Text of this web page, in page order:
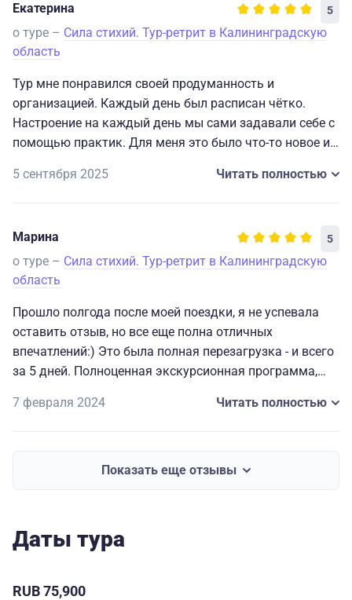
Екатерина 5
о туре – Сила стихий. Тур-ретрит в Калининградскую
область
Тур мне понравился своей продуманность и
организацией. Каждый день был расписан чётко.
Настроение на каждый день мы сами задавали себе с
помощью практик. Для меня это было что-то новое и
Мы много ходили, локации все продуманы, а также
вкусные, много блюд местной кухни.
Для начала познания себя и города тур очень хорош.
5 сентября 2025 Читать полностью
Марина 5
о туре – Сила стихий. Тур-ретрит в Калининградскую
область
Прошло полгода после моей поездки, я не успевала
оставить отзыв, но все еще полна отличных
впечатлений:) Это была полная перезагрузка - и всего
за 5 дней. Полноценная экскурсионная программа,
внутренней гармонии, физического и эмоционального
7 февраля 2024 Читать полностью
Показать еще отзывы
Даты тура
RUB 75,900